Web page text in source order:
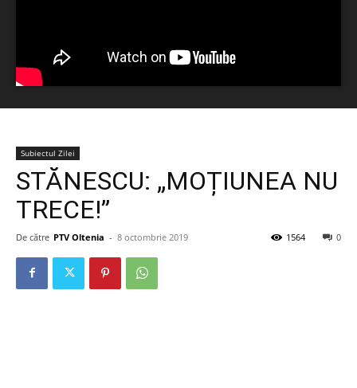
Subiectul Zilei
STĂNESCU: „MOȚIUNEA NU
TRECE!”
De către PTV Oltenia - 8 octombrie 2019 0
1564